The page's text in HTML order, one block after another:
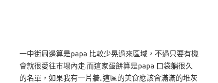
一中街周邊算是papa 比較少晃過來區域，不過只要有機
會就很愛往市場內走.而這家蛋餅算是papa 口袋躺很久
的名單，如果我有一片牆..這區的美食應該會滿滿的堆灰